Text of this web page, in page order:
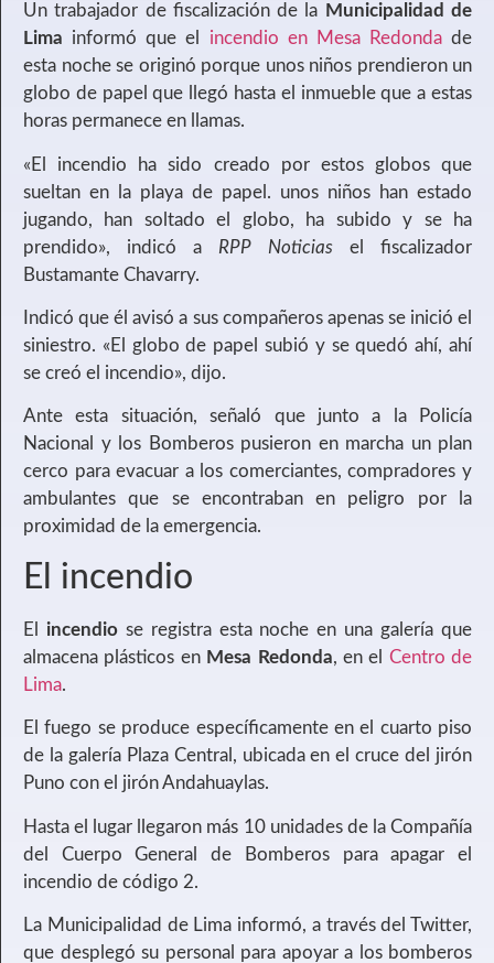
Un trabajador de fiscalización de la Municipalidad de
Lima informó que el incendio en Mesa Redondade
esta noche se originó porque unos niños prendieron un
globo de papel que llegó hasta el inmueble que a estas
horas permanece en llamas.
«El incendio ha sido creado por estos globos que
sueltan en la playa de papel. unos niños han estado
jugando, han soltado el globo, ha subido y se ha
prendido», indicó a RPP Noticias el fiscalizador
Bustamante Chavarry.
Indicó que él avisó a sus compañeros apenas se inició el
siniestro. «El globo de papel subió y se quedó ahí, ahí
se creó el incendio», dijo.
Ante esta situación, señaló que junto a la Policía
Nacional y los Bomberos pusieron en marcha un plan
cerco para evacuar a los comerciantes, compradores y
ambulantes que se encontraban en peligro por la
proximidad de la emergencia.
El incendio
El incendiose registra esta noche en una galería que
almacena plásticos enMesa Redonda, en el Centro de
Lima.
El fuego se produce específicamente en el cuarto piso
de la galería Plaza Central, ubicada en el cruce del jirón
Puno con el jirón Andahuaylas.
Hasta el lugar llegaron más 10 unidades de la Compañía
del Cuerpo General de Bomberos para apagar el
incendio de código 2.
La Municipalidad de Lima informó, a través del Twitter,
que desplegó su personal para apoyar a los bomberos